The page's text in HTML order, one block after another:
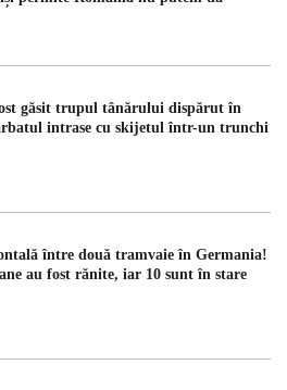
găsit trupul tânărului dispărut în
intrase cu skijetul într-un trunchi
între două tramvaie în Germania!
au fost rănite, iar 10 sunt în stare